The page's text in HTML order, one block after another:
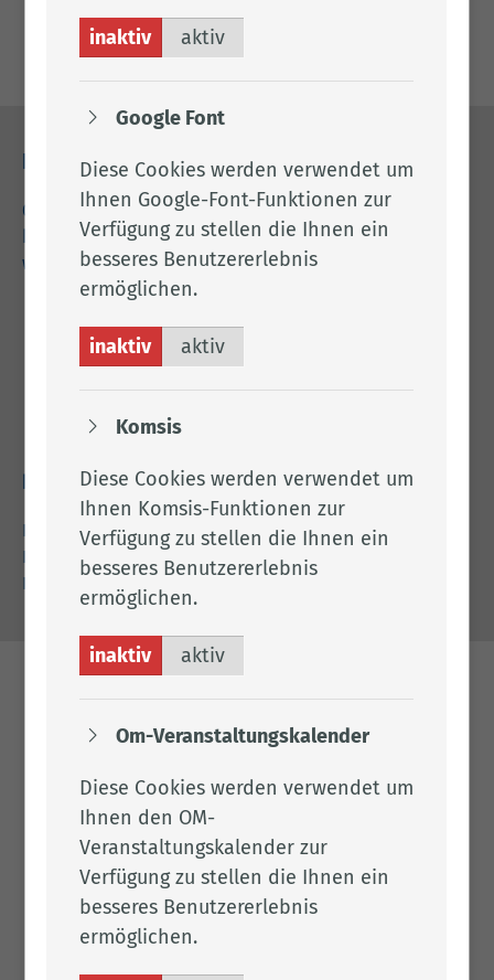
Kontakt
04471 15 0
kreishaus@lkclp.de
www.lkclp.de
Adresse
Landkreis Cloppenburg
Eschstr. 29
49661 Cloppenburg
Rechtliches
Impressum
Datenschutz
Barrierefreiheit
inaktiv aktiv
Google Font
Diese Cookies werden verwendet um
Ihnen Google-Font-Funktionen zur
Verfügung zu stellen die Ihnen ein
besseres Benutzererlebnis
ermöglichen.
inaktiv aktiv
Komsis
Diese Cookies werden verwendet um
Ihnen Komsis-Funktionen zur
Verfügung zu stellen die Ihnen ein
besseres Benutzererlebnis
ermöglichen.
inaktiv aktiv
Om-Veranstaltungskalender
Diese Cookies werden verwendet um
Ihnen den OM-
Veranstaltungskalender zur
Verfügung zu stellen die Ihnen ein
besseres Benutzererlebnis
ermöglichen.